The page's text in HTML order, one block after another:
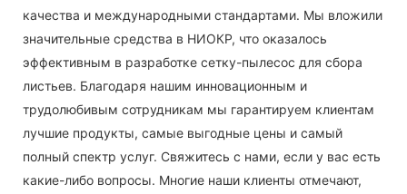
качества и международными стандартами. Мы вложили
значительные средства в НИОКР, что оказалось
эффективным в разработке сетку-пылесос для сбора
листьев. Благодаря нашим инновационным и
трудолюбивым сотрудникам мы гарантируем клиентам
лучшие продукты, самые выгодные цены и самый
полный спектр услуг. Свяжитесь с нами, если у вас есть
какие-либо вопросы. Многие наши клиенты отмечают,